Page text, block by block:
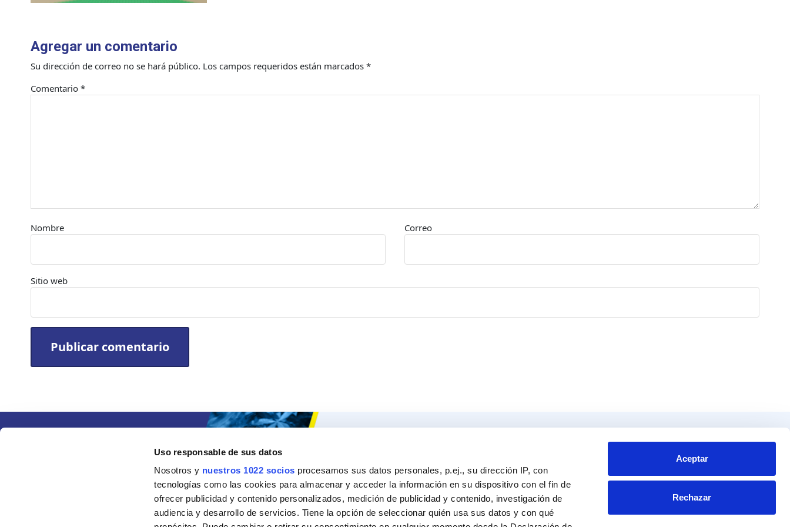
Uso responsable de sus datos
Nosotros y nuestros 1022 socios procesamos sus datos personales, p.ej., su dirección IP, con
tecnologías como las cookies para almacenar y acceder la información en su dispositivo con el fin de
ofrecer publicidad y contenido personalizados, medición de publicidad y contenido, investigación de
audiencia y desarrollo de servicios. Tiene la opción de seleccionar quién usa sus datos y con qué
Aceptar
Rechazar
Agregar un comentario
Su dirección de correo no se hará público. Los campos requeridos están marcados *
Comentario *
Nombre Correo
Sitio web
Manualidades
Bricolaje
Recomendador
Pregunta al experto
Contacto
Blvd. Toluca No. 49 y 51.
C.P. 53500